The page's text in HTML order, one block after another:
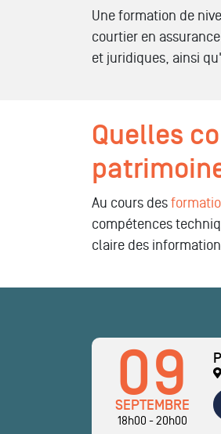
Une formation de
courtier en
et juridiques, ainsi
Quelles
Au cours des
compétences
claire des
09
SEPTEMBRE
18h00 - 20h00